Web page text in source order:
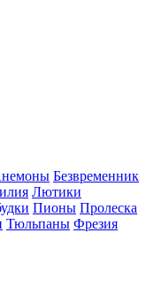
Безвременник
Лютики
Пионы Пролеска
Тюльпаны Фрезия